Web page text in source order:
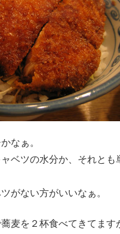
なぁ。
ベツの水分か、それと
がない方がいいなぁ。
麦を２杯食べてきてます